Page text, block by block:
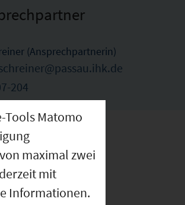
(Ansprechpartnerin)
204
Tools Matomo
maximal zwei
mit
Informationen.